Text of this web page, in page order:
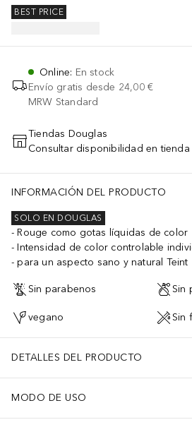
BEST PRICE
Online: En stock
Envío gratis desde 24,00 €
MRW Standard
AÑADIR AL
Tiendas Douglas
Consultar disponibilidad en tienda
INFORMACIÓN DEL PRODUCTO
SOLO EN DOUGLAS
Rouge como gotas líquidas de color
Intensidad de color controlable
para un aspecto sano y natural Teint
Sin parabenos Sin
vegano Sin
DETALLES DEL PRODUCTO
MODO DE USO